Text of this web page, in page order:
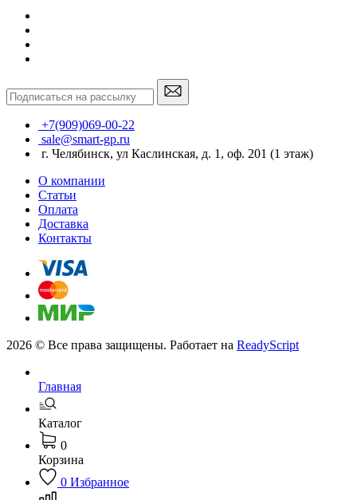
+7(909)069-00-22
sale@smart-gp.ru
г. Челябинск, ул Каслинская, д. 1, оф. 201 (1 этаж)
О компании
Статьи
Оплата
Доставка
Контакты
2026 © Все права защищены. Работает на ReadyScript
Главная
Каталог
0
Корзина
0 Избранное